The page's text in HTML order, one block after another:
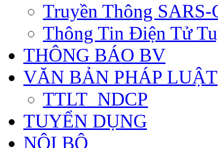
Truyền Thông SARS-
Thông Tin Điện Tử
THÔNG BÁO BV
VĂN BẢN PHÁP LUẬT
TTLT_NDCP
TUYỂN DỤNG
NỘI BỘ